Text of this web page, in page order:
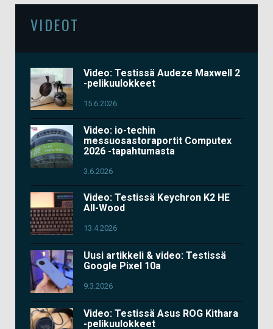
VIDEOT
Video: Testissä Audeze Maxwell 2
-pelikuulokkeet
15.6.2026
Video: io-techin
messuosastoraportit Computex
2026 -tapahtumasta
3.6.2026
Video: Testissä Keychron K2 HE
All-Wood
13.4.2026
Uusi artikkeli & video: Testissä
Google Pixel 10a
9.3.2026
Video: Testissä Asus ROG Kithara
-pelikuulokkeet